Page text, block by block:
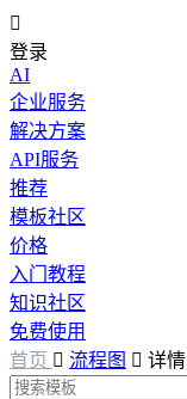

登录
AI
企业服务
解决方案
API服务
推荐
模板社区
价格
入门教程
知识社区
免费使用
首页  流程图  详情